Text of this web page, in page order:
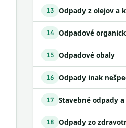
13
14
15 Odpadové obaly
16
17
18